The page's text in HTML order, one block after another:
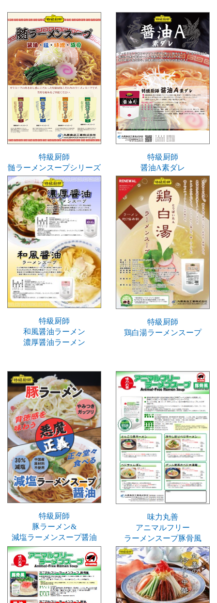
特級厨師
髄ラーメンスープシリーズ
特級厨師
醤油A素ダレ
特級厨師
和風醤油ラーメン
濃厚醤油ラーメン
特級厨師
鶏白湯ラーメンスープ
特級厨師
豚ラーメン&
減塩ラーメンスープ醤油
味力丸善
アニマルフリー
ラーメンスープ豚骨風